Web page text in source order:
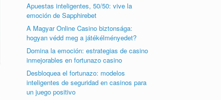
Apuestas inteligentes, 50/50: vive la
emoción de Sapphirebet
A Magyar Online Casino biztonsága:
hogyan védd meg a játékélményedet?
Domina la emoción: estrategias de casino
inmejorables en fortunazo casino
Desbloquea el fortunazo: modelos
inteligentes de seguridad en casinos para
un juego positivo